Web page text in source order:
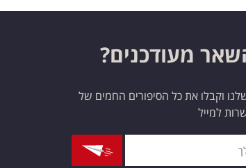
מעודכנים?
וקבלו את כל הסיפורים החמים של
למייל